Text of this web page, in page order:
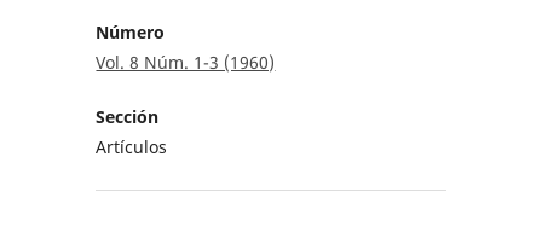
Número
Vol. 8 Núm. 1-3 (1960)
Sección
Artículos